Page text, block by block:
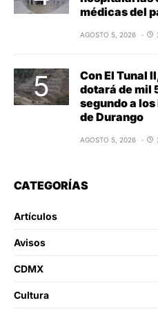
médicas del
AGOSTO 5, 2026
Con El Tunal
dotará de mil
segundo a
de Durango
AGOSTO 5, 2026
CATEGORÍAS
Artículos
Avisos
CDMX
Cultura